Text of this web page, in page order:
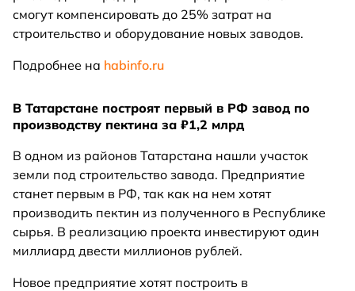
смогут компенсировать до 25% затрат на
строительство и оборудование новых заводов.
Подробнее на habinfo.ru
В Татарстане построят первый в РФ завод по
производству пектина за ₽1,2 млрд
В одном из районов Татарстана нашли участок
земли под строительство завода. Предприятие
станет первым в РФ, так как на нем хотят
производить пектин из полученного в Республике
сырья. В реализацию проекта инвестируют один
миллиард двести миллионов рублей.
Новое предприятие хотят построить в